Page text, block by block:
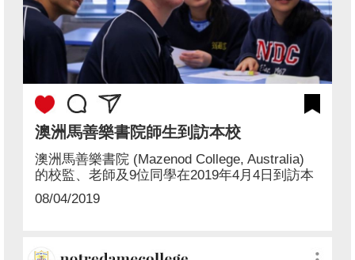
澳洲馬善樂書院師生到訪本校
澳洲馬善樂書院 (Mazenod College, Australia)
的校監、老師及9位同學在2019年4月4日到訪本
校，與中二至中四同學交流。馬善樂書院為本校
辦學團體無玷聖母獻主會在澳洲設立的中學，每
運用英語的能力。
08/04/2019